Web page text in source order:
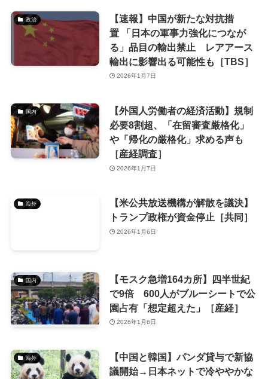
政治
【速報】中国が新たな対抗措
置 「日本の軍事力強化につなが
る」品目の輸出禁止 レアアース
輸出に影響出る可能性も［TBS］
2026年1月7日
国内
【外国人労働者の経済活動】規制
必要8割超、「在留審査厳格化」
や「帰化の厳格化」求める声も
［産経調査］
2026年1月7日
海外
【米公共放送機構が解散を議決】
トランプ政権が資金停止［共同］
2026年1月6日
国内
【モスク急増164カ所】四半世紀
で9倍 600人がブルーシートで公
園占有「想定超えた」［産経］
2026年1月6日
海外
【中国と韓国】パンダ貸与で新協
議開始→日本ネットで冷ややかな